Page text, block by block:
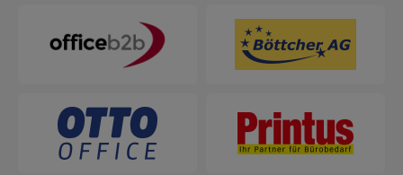
Bohrschablone. 25 Jahre Herstellergarantie auf die
4mm Glas-Oberfläche (Tempered Glass) bei
ordnungsgemäßer Nutzung.